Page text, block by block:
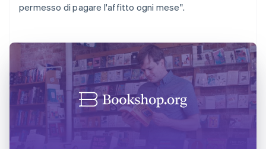
permesso di pagare l'affitto ogni mese".